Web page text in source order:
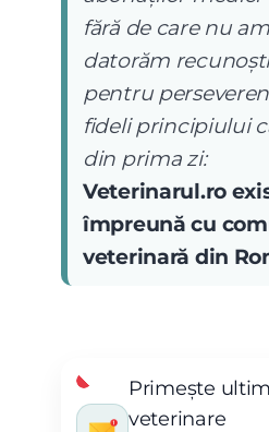
fără de care nu
datorăm
pentru
fideli principiului
din prima zi:
Veterinarul.ro
împreună cu
veterinară din
Primește
veterinare